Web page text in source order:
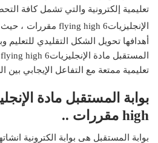
تعليمية إلكترونية والتي تشمل كافة
الإنجليزيات6 flying high مقررات
، حيث
أهدافها تحويل الشكل التقليدي للتعليم
تعليمية ممتعة مع التفاعل الإيجابي بين
high مقررات ..
بوابة المستقبل هى بوابة الكترونية